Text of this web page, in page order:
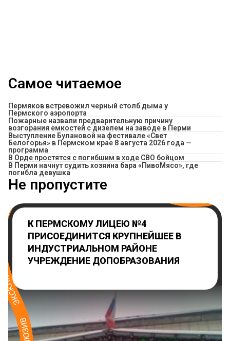
Самое читаемое
Пермяков встревожил черный столб дыма у
Пермского аэропорта
Пожарные назвали предварительную причину
возгорания емкостей с дизелем на заводе в Перми
Выступление Булановой на фестивале «Свет
Белогорья» в Пермском крае 8 августа 2026 года —
программа
В Орде простятся с погибшим в ходе СВО бойцом
​В Перми начнут судить хозяина бара «ПивоМясо», где
погибла девушка
Не пропустите
К ПЕРМСКОМУ ЛИЦЕЮ №4
ПРИСОЕДИНИТСЯ КРУПНЕЙШЕЕ В
ИНДУСТРИАЛЬНОМ РАЙОНЕ
УЧРЕЖДЕНИЕ ДОПОБРАЗОВАНИЯ